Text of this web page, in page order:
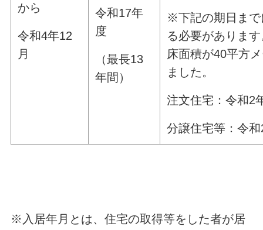
から
令和4年12
月
令和17年
度
（最長13
年間）
※下記の期日まで
る必要がありま
床面積が40平方
ました。
注文住宅：令和2
分譲住宅等：令
※入居年月とは、住宅の取得等をした者が居